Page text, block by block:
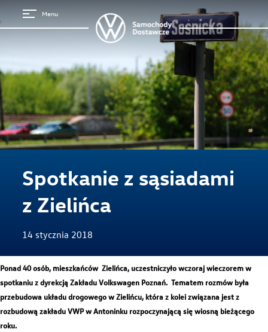
Menu
Strona główna
Spotkanie z sąsiadami
z Zielińca
14 stycznia 2018
Ponad 40 osób, mieszkańców Zielińca, uczestniczyło wczoraj wieczorem w
spotkaniu z dyrekcją Zakładu Volkswagen Poznań. Tematem rozmów była
przebudowa układu drogowego w Zielińcu, która z kolei związana jest z
rozbudową zakładu VWP w Antoninku rozpoczynającą się wiosną bieżącego
roku.